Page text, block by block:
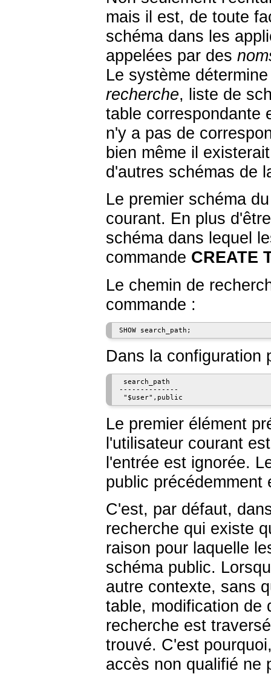
mais il est, de toute
schéma dans les
appelées par des
Le système
recherche, liste de
table correspondante
n'y a pas de
bien même il
d'autres schémas de
Le premier schéma
courant. En plus
schéma dans lequel
commande CREATE
Le chemin de
commande :
Dans la configuration
search_path
--------------
Le premier élément
l'utilisateur courant
l'entrée est ignorée.
public précédemment
C'est, par défaut,
recherche qui existe
raison pour laquelle
schéma public.
autre contexte, sans
table, modification de
recherche est
trouvé. C'est
accès non qualifié ne